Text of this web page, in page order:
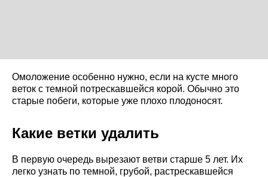
Омоложение особенно нужно, если на кусте много
веток с темной потрескавшейся корой. Обычно это
старые побеги, которые уже плохо плодоносят.
Какие ветки удалить
В первую очередь вырезают ветви старше 5 лет. Их
легко узнать по темной, грубой, растрескавшейся